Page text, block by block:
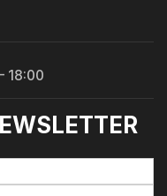
18:00